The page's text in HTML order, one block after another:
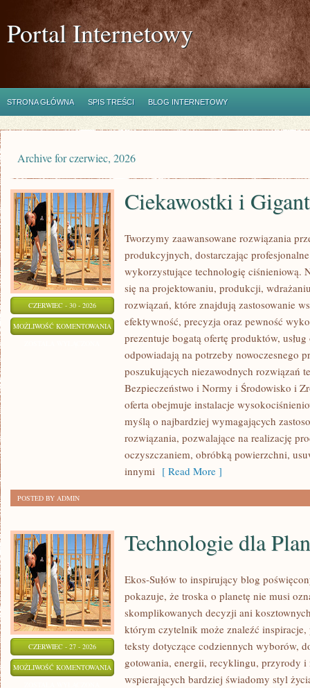
Portal Internetowy
STRONA GŁÓWNA SPIS TREŚCI BLOG INTERNETOWY
Archive for czerwiec, 2026
CZERWIEC - 30 - 2026
MOŻLIWOŚĆ KOMENTOWANIA CIEKAWOSTKI
GIGANTY
ŚWIATA
Ciekawostki i
Tworzymy zaawansowane rozwiązania
produkcyjnych, dostarczając
wykorzystujące technologię ciśnieniową.
się na projektowaniu, produkcji,
rozwiązań, które znajdują zastosowanie
efektywność, precyzja oraz pewność
prezentuje bogatą ofertę produktów,
odpowiadają na potrzeby nowoczesnego
poszukujących niezawodnych rozwiązań
Bezpieczeństwo i Normy i Środowisko i
oferta obejmuje instalacje
myślą o najbardziej wymagających
rozwiązania, pozwalające na realizację
oczyszczaniem, obróbką powierzchni,
innymi [ Read More ]
POSTED BY ADMIN
CZERWIEC - 27 - 2026
MOŻLIWOŚĆ KOMENTOWANIA TECHNOLOGIE
Technologie dla
Ekos-Sułów to inspirujący blog
pokazuje, że troska o planetę nie musi
skomplikowanych decyzji ani
którym czytelnik może znaleźć inspiracje,
teksty dotyczące codziennych wyborów,
gotowania, energii, recyklingu, przyrody i
wspierających bardziej świadomy styl